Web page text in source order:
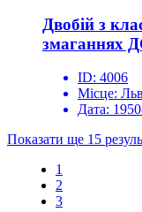
Двобій з
змаганнях
ID: 4006
Місце:
Дата:
Показати ще 15
1
2
3